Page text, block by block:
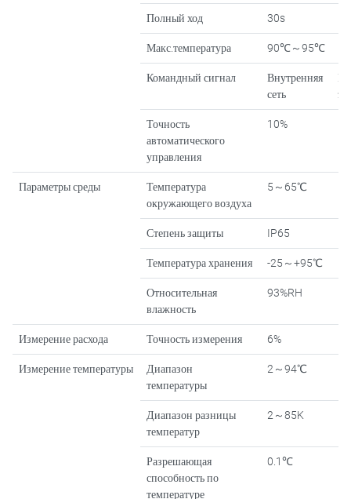
Полный ход 30s
Макс.температура 90℃～95℃
Командный сигнал
Внутренняя
сеть
Точность
автоматического
управления
10%
Параметры среды
Температура
окружающего воздуха
5～65℃
Степень защиты IP65
Температура хранения -25～+95℃
Относительная
влажность
93%RH
Измерение расхода Точность измерения 6%
Измерение температуры
Диапазон
температуры
2～94℃
Диапазон разницы
температур
2～85K
Разрешающая
способность по
температуре
0.1℃